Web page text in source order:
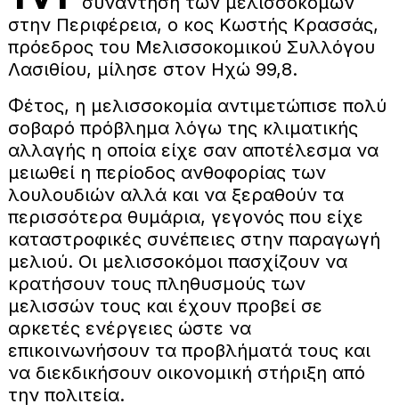
στην Περιφέρεια, ο κος Κωστής Κρασσάς,
πρόεδρος του Μελισσοκομικού Συλλόγου
Λασιθίου, μίλησε στον Ηχώ 99,8.
Φέτος, η μελισσοκομία αντιμετώπισε πολύ
σοβαρό πρόβλημα λόγω της κλιματικής
αλλαγής η οποία είχε σαν αποτέλεσμα να
μειωθεί η περίοδος ανθοφορίας των
λουλουδιών αλλά και να ξεραθούν τα
περισσότερα θυμάρια, γεγονός που είχε
καταστροφικές συνέπειες στην παραγωγή
μελιού. Οι μελισσοκόμοι πασχίζουν να
κρατήσουν τους πληθυσμούς των
μελισσών τους και έχουν προβεί σε
αρκετές ενέργειες ώστε να
επικοινωνήσουν τα προβλήματά τους και
να διεκδικήσουν οικονομική στήριξη από
την πολιτεία.